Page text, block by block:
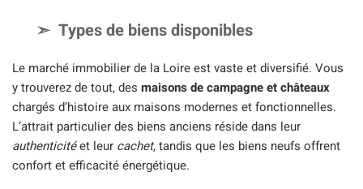
Types de biens disponibles
Le marché immobilier de la Loire est vaste et diversifié. Vous
y trouverez de tout, des maisons de campagne et châteaux
chargés d’histoire aux maisons modernes et fonctionnelles.
L’attrait particulier des biens anciens réside dans leur
authenticitéet leur cachet, tandis que les biens neufs offrent
confort et efficacité énergétique.